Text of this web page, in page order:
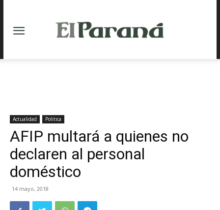
Actualidad Politica
AFIP multará a quienes no
declaren al personal
doméstico
14 mayo, 2018